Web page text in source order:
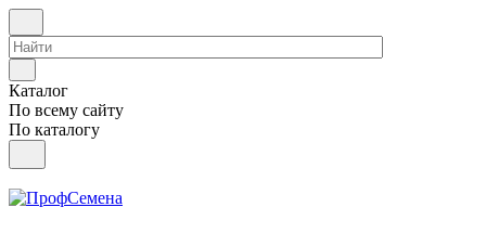
Каталог
По всему сайту
По каталогу